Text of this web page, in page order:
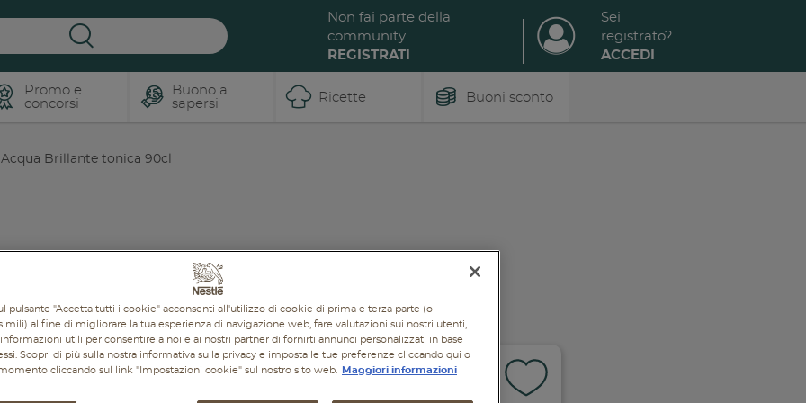
Non fai parte della
community
REGISTRATI
Sei
registrato?
ACCEDI
Promo e
concorsi
Buono a
sapersi
Ricette Buoni sconto
Acqua Brillante tonica 90cl
Buona La
ricette pensate per te,
insieme a tante
promozioni e sconti per
te e la tua famiglia!
radici al
dentro al
cibo.
L'evento ospitato a
pulsante "Accetta tutti i cookie" acconsenti all'utilizzo di cookie di prima e terza parte (o
al fine di migliorare la tua esperienza di navigazione web, fare valutazioni sui nostri utenti,
utili per consentire a noi e ai nostri partner di fornirti annunci personalizzati in base
Scopri di più sulla nostra informativa sulla privacy e imposta le tue preferenze cliccando qui o
cliccando sul link "Impostazioni cookie" sul nostro sito web.
Maggiori informazioni